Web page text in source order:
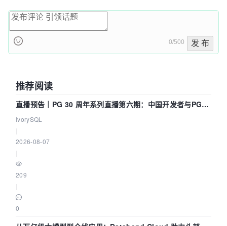
0/500 发 布
推荐阅读
直播预告｜PG 30 周年系列直播第六期：中国开发者与PG内
核——我们改得动吗？我们贡献了什么？
IvorySQL
2026-08-07
209
0